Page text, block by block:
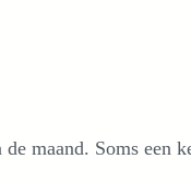
maand. Soms een